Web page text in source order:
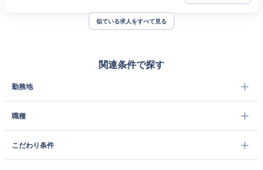
似ている求人をすべて見る
関連条件で探す
勤務地
職種
こだわり条件